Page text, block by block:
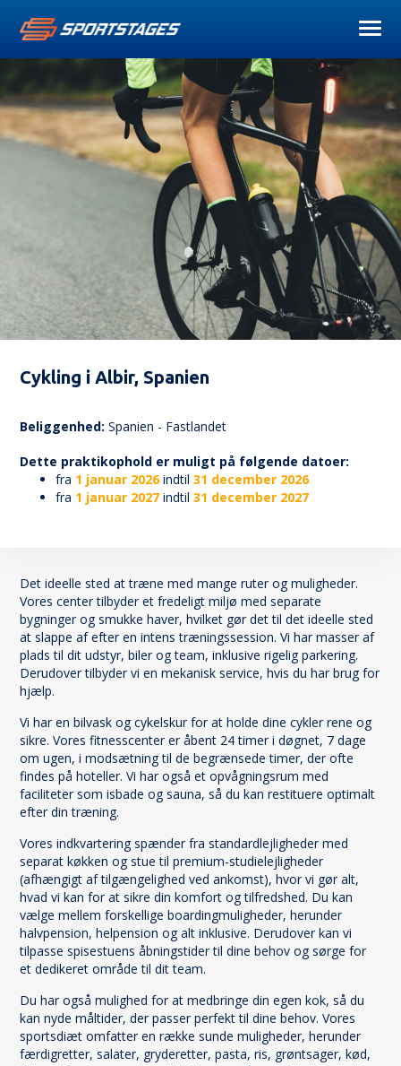
Cykling i Albir, Spanien
Beliggenhed: Spanien - Fastlandet
Dette praktikophold er muligt på følgende datoer:
fra 1 januar 2026indtil31 december 2026
fra 1 januar 2027indtil31 december 2027
Det ideelle sted at træne med mange ruter og muligheder.
Vores center tilbyder et fredeligt miljø med separate
bygninger og smukke haver, hvilket gør det til det ideelle sted
at slappe af efter en intens træningssession. Vi har masser af
plads til dit udstyr, biler og team, inklusive rigelig parkering.
Derudover tilbyder vi en mekanisk service, hvis du har brug for
hjælp.
Vi har en bilvask og cykelskur for at holde dine cykler rene og
sikre. Vores fitnesscenter er åbent 24 timer i døgnet, 7 dage
om ugen, i modsætning til de begrænsede timer, der ofte
findes på hoteller. Vi har også et opvågningsrum med
faciliteter som isbade og sauna, så du kan restituere optimalt
efter din træning.
Vores indkvartering spænder fra standardlejligheder med
separat køkken og stue til premium-studielejligheder
(afhængigt af tilgængelighed ved ankomst), hvor vi gør alt,
hvad vi kan for at sikre din komfort og tilfredshed. Du kan
vælge mellem forskellige boardingmuligheder, herunder
halvpension, helpension og alt inklusive. Derudover kan vi
tilpasse spisestuens åbningstider til dine behov og sørge for
et dedikeret område til dit team.
Du har også mulighed for at medbringe din egen kok, så du
kan nyde måltider, der passer perfekt til dine behov. Vores
sportsdiæt omfatter en række sunde muligheder, herunder
færdigretter, salater, gryderetter, pasta, ris, grøntsager, kød,